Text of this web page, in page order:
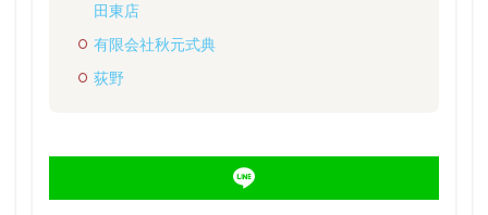
田東店
有限会社秋元式典
荻野